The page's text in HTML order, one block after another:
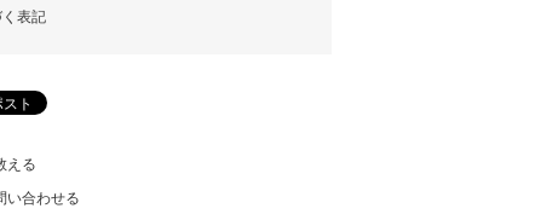
表記
える
い合わせる